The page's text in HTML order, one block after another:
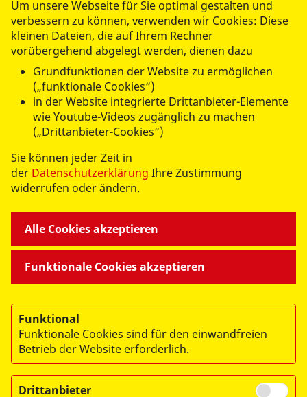
->ASB Erzgebirge aufFacebook
->ASB Erzgebirge aufInstagram
© 2026 ASB Erzgebirge
Um unsere Webseite für Sie optimal gestalten und
verbessern zu können, verwenden wir Cookies: Diese
kleinen Dateien, die auf Ihrem Rechner
vorübergehend abgelegt werden, dienen dazu
Grundfunktionen der Website zu ermöglichen
(„funktionale Cookies“)
in der Website integrierte Drittanbieter-Elemente
wie Youtube-Videos zugänglich zu machen
(„Drittanbieter-Cookies“)
Sie können jeder Zeit in
der Datenschutzerklärung Ihre Zustimmung
widerrufen oder ändern.
Funktionale Cookies akzeptieren
Alle Cookies akzeptieren
Funktional
Funktionale Cookies sind für den einwandfreien
Betrieb der Website erforderlich.
Drittanbieter